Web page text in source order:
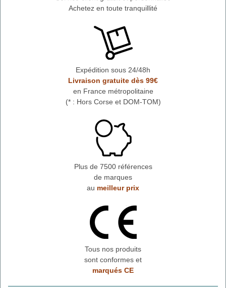
Achetez en toute tranquillité
Expédition sous 24/48h
Livraison gratuite dès 99€
en France métropolitaine
(* : Hors Corse et DOM-TOM)
Plus de 7500 références
de marques
au meilleur prix
Tous nos produits
sont conformes et
marqués CE